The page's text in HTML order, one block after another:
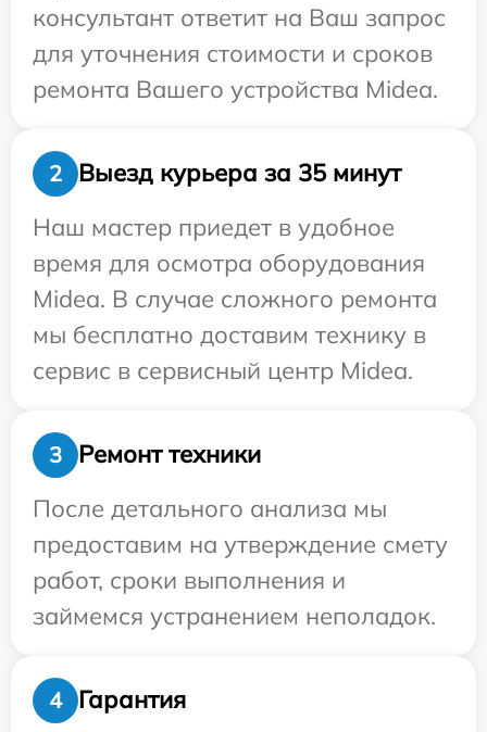
консультант ответит на Ваш запрос
для уточнения стоимости и сроков
ремонта Вашего устройства Midea.
2
Выезд курьера за 35 минут
Наш мастер приедет в удобное
время для осмотра оборудования
Midea. В случае сложного ремонта
мы бесплатно доставим технику в
сервис в сервисный центр Midea.
3
Ремонт техники
После детального анализа мы
предоставим на утверждение смету
работ, сроки выполнения и
займемся устранением неполадок.
4 Гарантия